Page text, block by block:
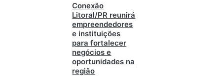
Conexão
Litoral/PR reunirá
empreendedores
e instituições
para fortalecer
negócios e
oportunidades na
região